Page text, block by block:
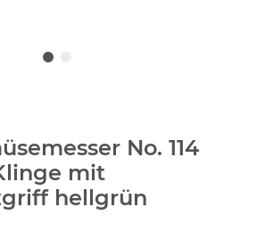
No. 114
mit
hellgrün